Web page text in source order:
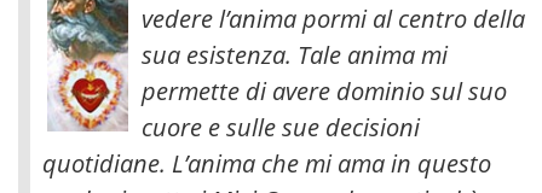
vedere l’anima pormi al centro della
sua esistenza. Tale anima mi
permette di avere dominio sul suo
cuore e sulle sue decisioni
quotidiane. L’anima che mi ama in questo